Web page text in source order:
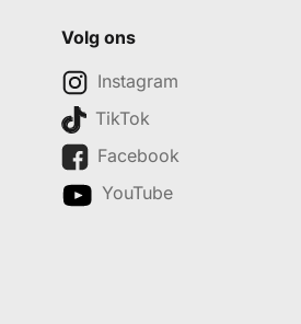
Volg ons
Instagram
TikTok
Facebook
YouTube